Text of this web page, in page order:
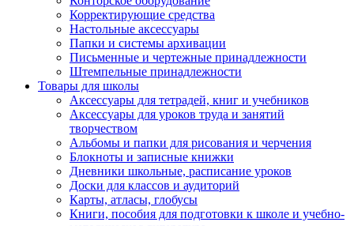
Корректирующие средства
Настольные аксессуары
Папки и системы архивации
Письменные и чертежные принадлежности
Штемпельные принадлежности
Товары для школы
Аксессуары для тетрадей, книг и учебников
Аксессуары для уроков труда и занятий
творчеством
Альбомы и папки для рисования и черчения
Блокноты и записные книжки
Дневники школьные, расписание уроков
Доски для классов и аудиторий
Карты, атласы, глобусы
Книги, пособия для подготовки к школе и учебно-